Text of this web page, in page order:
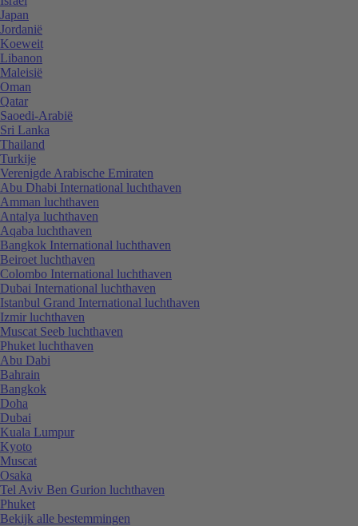
Japan
Jordanië
Koeweit
Libanon
Maleisië
Oman
Qatar
Saoedi-Arabië
Sri Lanka
Thailand
Turkije
Verenigde Arabische Emiraten
Abu Dhabi International luchthaven
Amman luchthaven
Antalya luchthaven
Aqaba luchthaven
Bangkok International luchthaven
Beiroet luchthaven
Colombo International luchthaven
Dubai International luchthaven
Istanbul Grand International luchthaven
Izmir luchthaven
Muscat Seeb luchthaven
Phuket luchthaven
Abu Dabi
Bahrain
Bangkok
Doha
Dubai
Kuala Lumpur
Kyoto
Muscat
Osaka
Tel Aviv Ben Gurion luchthaven
Phuket
Bekijk alle bestemmingen